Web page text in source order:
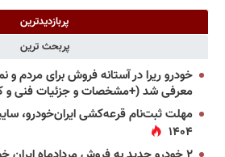
پربازدیدترین
پربحث ترین
خودرو ریرا در آستانه فروش برای مردم و
معرفی شد (+مشخصات و جزئیات فنی و
مهلت ثبت‌نام قرعه‌کشی ایران‌خودرو،
۱۴۰۴